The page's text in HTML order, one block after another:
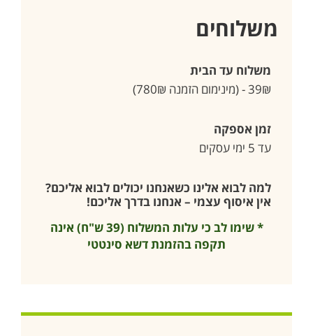
משלוחים
משלוח עד הבית
39₪ - (מינימום הזמנה 780₪)
זמן אספקה
עד 5 ימי עסקים
למה לבוא אלינו כשאנחנו יכולים לבוא אליכם?
אין איסוף עצמי – אנחנו בדרך אליכם!
* שימו לב כי עלות המשלוח (39 ש"ח) אינה
תקפה בהזמנת דשא סינטטי